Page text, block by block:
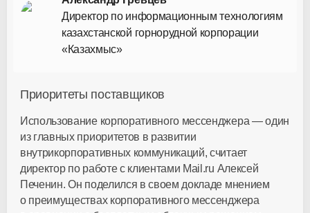
Директор по информационным технологиям
казахстанской горнорудной корпорации
«Казахмыс»
Приоритеты поставщиков
Использование корпоративного мессенджера — один
из главных приоритетов в развитии
внутрикорпоративных коммуникаций, считает
директор по работе с клиентами Mail.ru Алексей
Печенин. Он поделился в своем докладе мнением
о преимуществах корпоративного мессенджера